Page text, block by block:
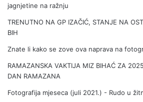
jagnjetine na ražnju
TRENUTNO NA GP IZAČIĆ, STANJE NA
BIH
Znate li kako se zove ova naprava na
RAMAZANSKA VAKTIJA MIZ BIHAĆ ZA
DAN RAMAZANA
Fotografija mjeseca (juli 2021.) - Rudo u